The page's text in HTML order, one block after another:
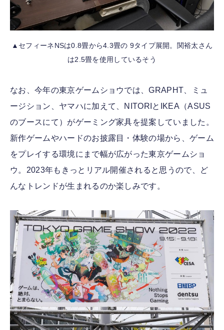
▲セフィーネNSは0.8畳から4.3畳の 9タイプ展開。関裕太さん
は2.5畳を使用しているそう
なお、今年の東京ゲームショウでは、GRAPHT、ミュ
ージション、ヤマハに加えて、NITORIとIKEA（ASUS
のブースにて）がゲーミング家具を提案していました。
新作ゲームやハードのお披露目・体験の場から、ゲーム
をプレイする環境にまで幅が広がった東京ゲームショ
ウ。2023年もきっとリアル開催されると思うので、ど
んなトレンドが生まれるのか楽しみです。